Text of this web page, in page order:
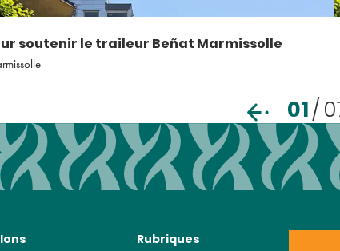
soutenir le traileur Beñat Marmissolle
01/
Rubriques